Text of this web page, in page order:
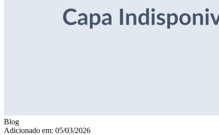
Blog
Adicionado em: 05/03/2026